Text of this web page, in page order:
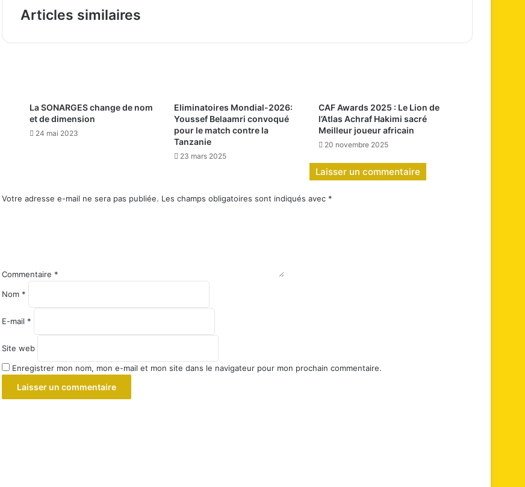
Articles similaires
La SONARGES change de nom
et de dimension
24 mai 2023
Eliminatoires Mondial-2026:
Youssef Belaamri convoqué
pour le match contre la
Tanzanie
23 mars 2025
CAF Awards 2025 : Le Lion de
l’Atlas Achraf Hakimi sacré
Meilleur joueur africain
20 novembre 2025
Laisser un commentaire
Votre adresse e-mail ne sera pas publiée. Les champs obligatoires sont indiqués avec *
Commentaire *
Nom *
E-mail *
Site web
Enregistrer mon nom, mon e-mail et mon site dans le navigateur pour mon prochain commentaire.